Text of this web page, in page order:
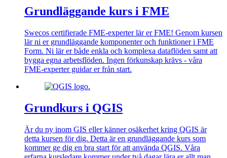
Grundläggande kurs i FME
Swecos certifierade FME-experter lär er FME! Genom kursen
lär ni er grundläggande komponenter och funktioner i FME
Form. Ni lär er både enkla och komplexa dataflöden samt att
bygga egna arbetsflöden. Ingen förkunskap krävs - våra
FME-experter guidar er från start.
Grundkurs i QGIS
Är du ny inom GIS eller känner osäkerhet kring QGIS är
detta kursen för dig. Detta är en grundläggande kurs som
kommer ge dig en bra start för att använda QGIS. Våra